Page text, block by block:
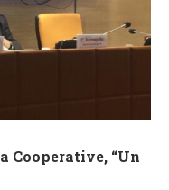
Cooperative, “Un